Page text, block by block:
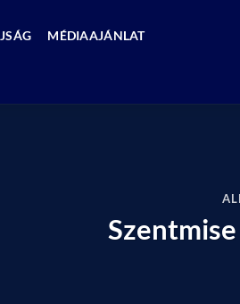
MÉDIAAJÁNLAT